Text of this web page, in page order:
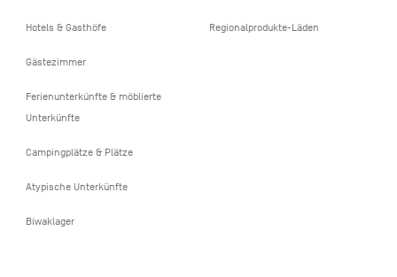
Hotels & Gasthöfe
Gästezimmer
Ferienunterkünfte & möblierte
Unterkünfte
Campingplätze & Plätze
Atypische Unterkünfte
Biwaklager
Regionalprodukte-Läden